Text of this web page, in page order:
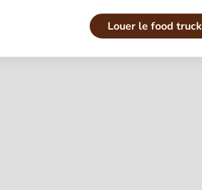
Louer le food truck